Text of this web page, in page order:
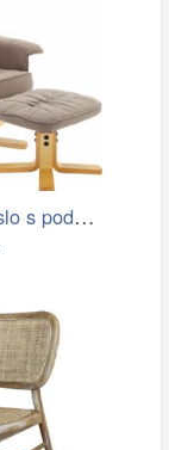
Relaxační křeslo s podnoží, hnědošedá,…